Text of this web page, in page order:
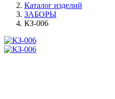
Каталог изделий
ЗАБОРЫ
КЗ-006